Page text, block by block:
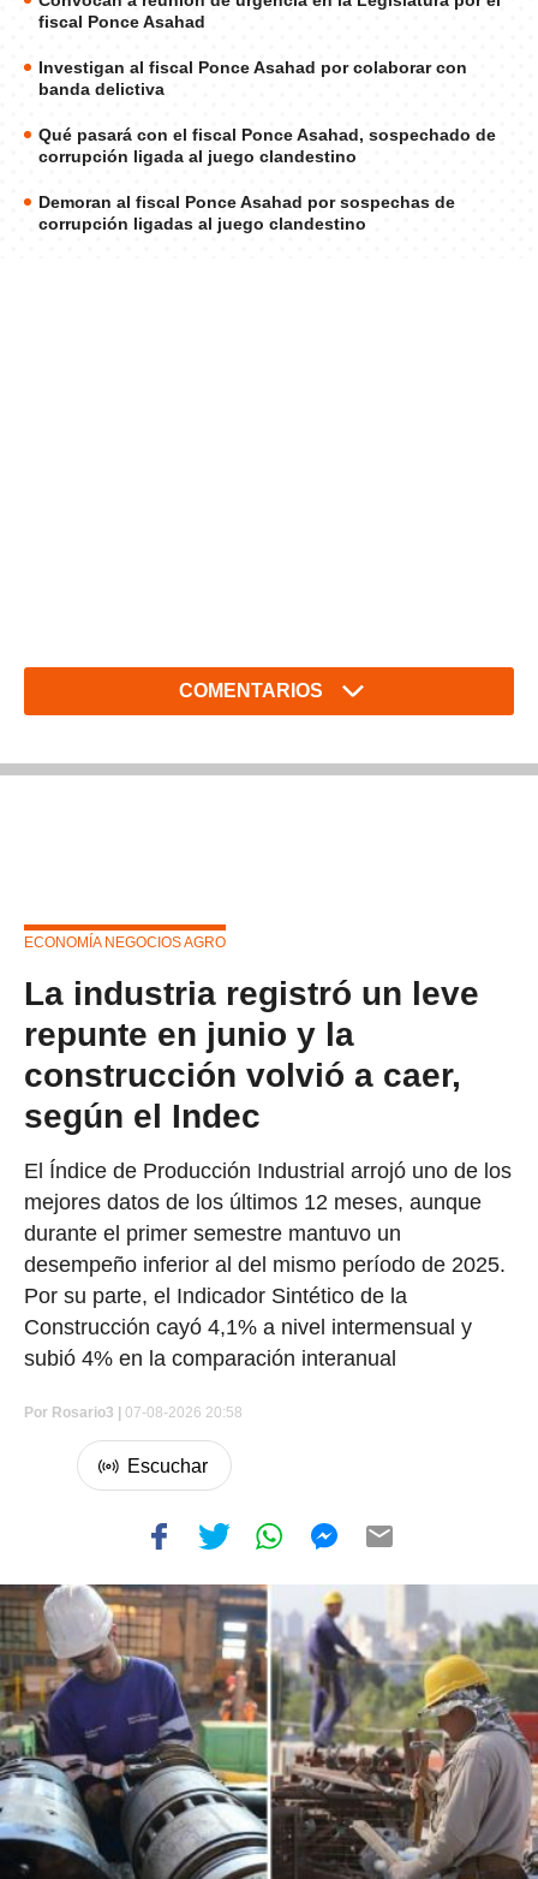
fiscal Ponce Asahad
Investigan al fiscal Ponce Asahad por colaborar con
banda delictiva
Qué pasará con el fiscal Ponce Asahad, sospechado de
corrupción ligada al juego clandestino
Demoran al fiscal Ponce Asahad por sospechas de
corrupción ligadas al juego clandestino
COMENTARIOS